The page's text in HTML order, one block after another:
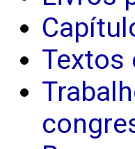
Textos